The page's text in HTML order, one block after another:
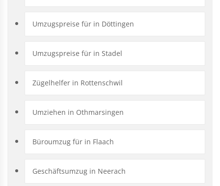
Umzugspreise für in Döttingen
Umzugspreise für in Stadel
Zügelhelfer in Rottenschwil
Umziehen in Othmarsingen
Büroumzug für in Flaach
Geschäftsumzug in Neerach